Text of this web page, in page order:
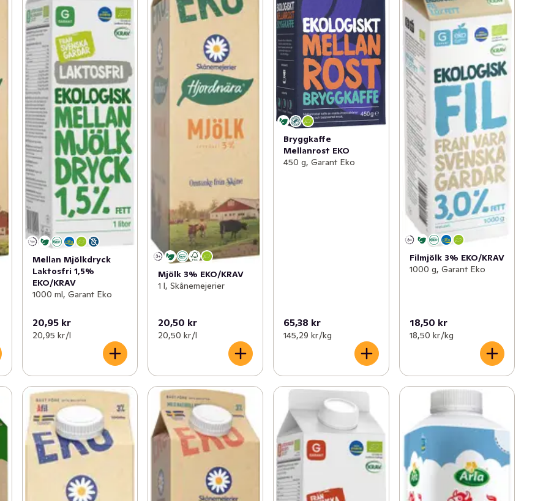
Mellan Mjölkdryck
Laktosfri 1,5%
EKO/KRAV
1000 ml, Garant Eko
20,95 kr
20,95 kr /l
Mjölk 3% EKO/KRAV
1 l, Skånemejerier
20,50 kr
20,50 kr /l
Bryggkaffe
Mellanrost EKO
450 g, Garant Eko
65,38 kr
145,29 kr /kg
Filmjölk 3% EKO/KRAV
1000 g, Garant Eko
18,50 kr
18,50 kr /kg